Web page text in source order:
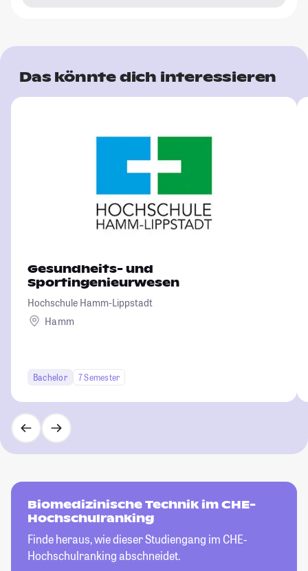
Das könnte dich interessieren
Gesundheits- und
Sportingenieurwesen
Hochschule Hamm-Lippstadt
Hamm
Bachelor 7 Semester
Biomedizinische Technik im CHE-
Hochschulranking
Finde heraus, wie dieser Studiengang im CHE-
Hochschulranking abschneidet.